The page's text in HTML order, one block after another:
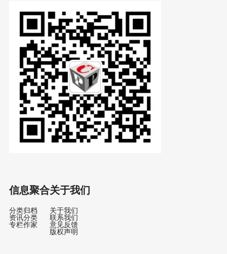
信息聚合
分类归档
资讯分类
专栏作家
关于我们
关于我们
联系我们
意见反馈
版权声明